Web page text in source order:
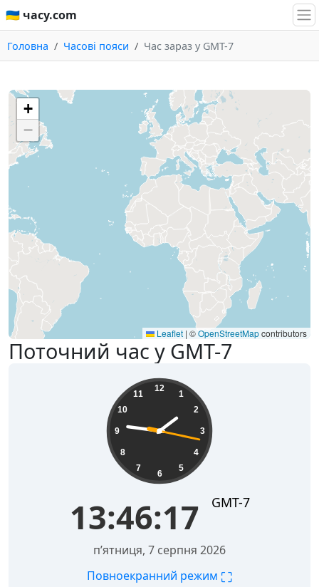
🇺🇦 часу.com
Головна Часові пояси Час зараз у GMT-7
Поточний час у GMT-7
12
1
2
3
4
5
6
7
8
9
10
11
13:46:18 GMT-7
пʼятниця, 7 серпня 2026
Повноекранний режим ⛶
+
−
Leaflet | ©OpenStreetMapcontributors